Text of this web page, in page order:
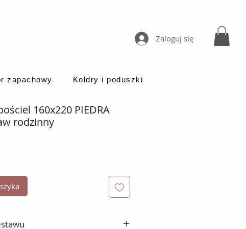
Zaloguj się
zapachowy Kołdry i poduszki
160x220 PIEDRA
rodzinny